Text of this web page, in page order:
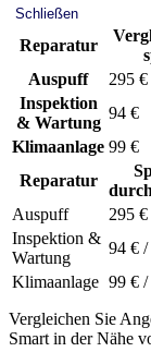
Schließen
Reparatur
Auspuff
295 €
Inspektion
& Wartung
94 €
Klimaanlage 99 €
Reparatur
Auspuff
295
Inspektion &
Wartung
94 €
Klimaanlage 99 €
Vergleichen Sie
Smart in der Nähe